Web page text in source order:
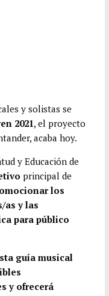
y solistas se
2021, el proyecto
acaba hoy.
y Educación de
principal de
los
as y las
para público
guía musical
y ofrecerá